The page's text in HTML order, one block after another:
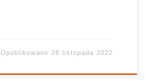
Opublikowano 28 listopada 2022